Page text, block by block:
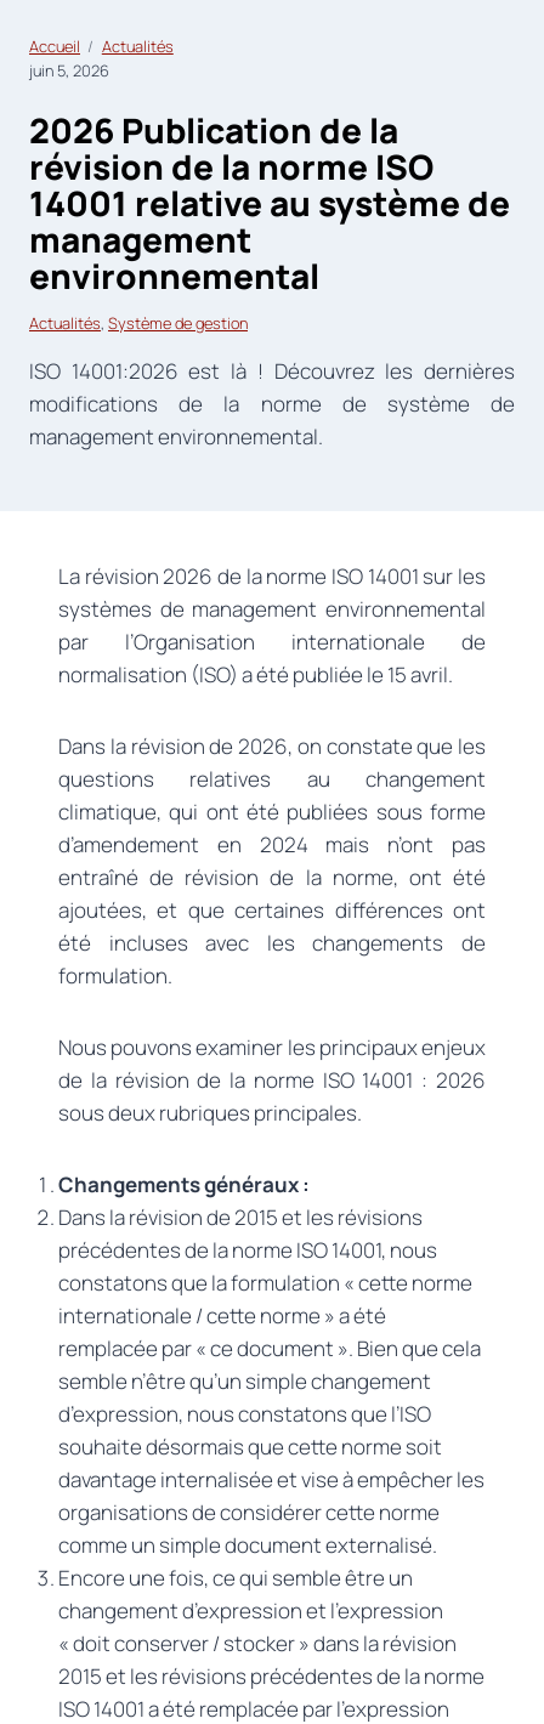
Accueil
Actualités
juin 5, 2026
2026 Publication de la
révision de la norme ISO
14001 relative au système de
management
environnemental
Actualités, Système de gestion
ISO 14001:2026 est là ! Découvrez les dernières
modifications de la norme de système de
management environnemental.
La révision 2026 de la norme ISO 14001 sur les
systèmes de management environnemental
par l’Organisation internationale de
normalisation (ISO) a été publiée le 15 avril.
Dans la révision de 2026, on constate que les
questions relatives au changement
climatique, qui ont été publiées sous forme
d’amendement en 2024 mais n’ont pas
entraîné de révision de la norme, ont été
ajoutées, et que certaines différences ont
été incluses avec les changements de
formulation.
Nous pouvons examiner les principaux enjeux
de la révision de la norme ISO 14001 : 2026
sous deux rubriques principales.
Changements généraux :
Dans la révision de 2015 et les révisions
précédentes de la norme ISO 14001, nous
constatons que la formulation « cette norme
internationale / cette norme » a été
remplacée par « ce document ». Bien que cela
semble n’être qu’un simple changement
d’expression, nous constatons que l’ISO
souhaite désormais que cette norme soit
davantage internalisée et vise à empêcher les
organisations de considérer cette norme
comme un simple document externalisé.
Encore une fois, ce qui semble être un
changement d’expression et l’expression
« doit conserver / stocker » dans la révision
2015 et les révisions précédentes de la norme
ISO 14001 a été remplacée par l’expression